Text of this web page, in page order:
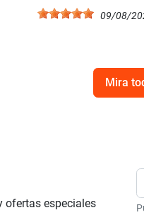
09/08/
Mira
ofertas especiales